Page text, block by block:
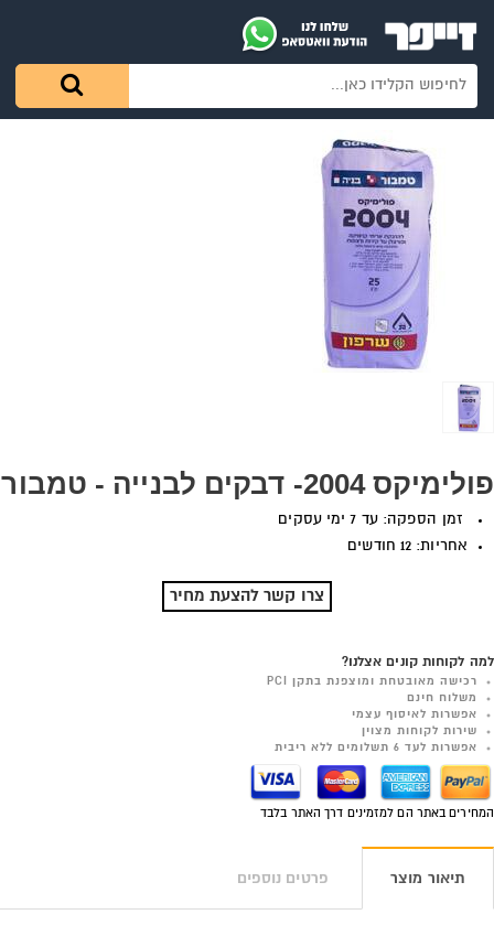
פולימיקס 2004- דבקים לבנייה - טמבור
זמן הספקה: עד 7 ימי עסקים
אחריות: 12 חודשים
צרו קשר להצעת מחיר
למה לקוחות קונים אצלנו?
רכישה מאובטחת ומוצפנת בתקן PCI
משלוח חינם
אפשרות לאיסוף עצמי
שירות לקוחות מצוין
אפשרות לעד 6 תשלומים ללא ריבית
המחירים באתר הם למזמינים דרך האתר בלבד
תיאור מוצר פרטים נוספים